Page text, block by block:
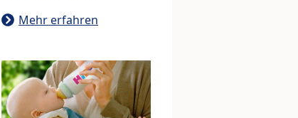
Mehr erfahren